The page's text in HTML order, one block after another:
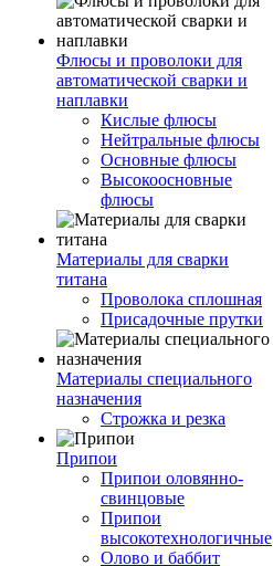
Флюсы и проволоки для
автоматической сварки и
наплавки
Кислые флюсы
Нейтральные флюсы
Основные флюсы
Высокоосновные
флюсы
Материалы для сварки
титана
Проволока сплошная
Присадочные прутки
Материалы специального
назначения
Строжка и резка
Припои
Припои оловянно-
свинцовые
Припои
высокотехнологичные
Олово и баббит